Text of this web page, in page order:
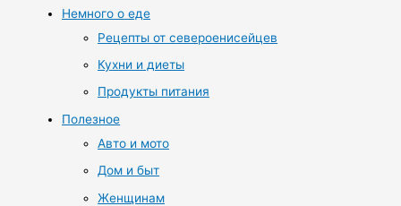
Немного о еде
Рецепты от североенисейцев
Кухни и диеты
Продукты питания
Полезное
Авто и мото
Дом и быт
Женщинам